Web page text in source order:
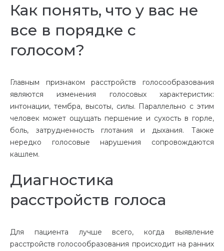
Как понять, что у вас не
все в порядке с
голосом?
Главным признаком расстройств голосообразования
являются изменения голосовых характеристик:
интонации, тембра, высоты, силы. Параллельно с этим
человек может ощущать першение и сухость в горле,
боль, затрудненность глотания и дыхания. Также
нередко голосовые нарушения сопровождаются
кашлем.
Диагностика
расстройств голоса
Для пациента лучше всего, когда выявление
расстройств голосообразования происходит на ранних